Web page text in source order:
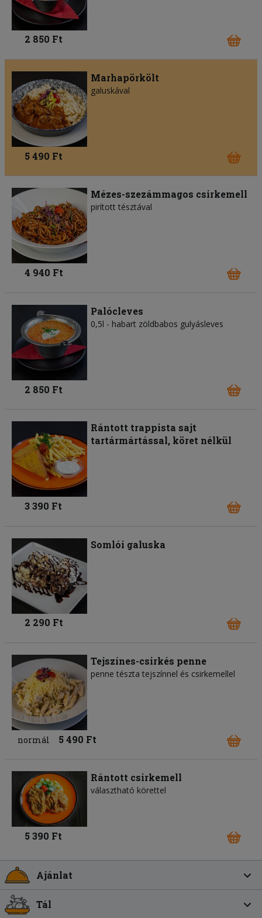
2 850 Ft
Marhapörkölt
galuskával
5 490 Ft
Mézes-szezámmagos csirkemell
pirított tésztával
4 940 Ft
Palócleves
0,5l - habart zöldbabos gulyásleves
2 850 Ft
Rántott trappista sajt
tartármártással, köret nélkül
3 390 Ft
Somlói galuska
2 290 Ft
Tejszínes-csirkés penne
penne tészta tejszínnel és csirkemellel
normál 5 490 Ft
Rántott csirkemell
választható körettel
5 390 Ft
Ajánlat
Tál